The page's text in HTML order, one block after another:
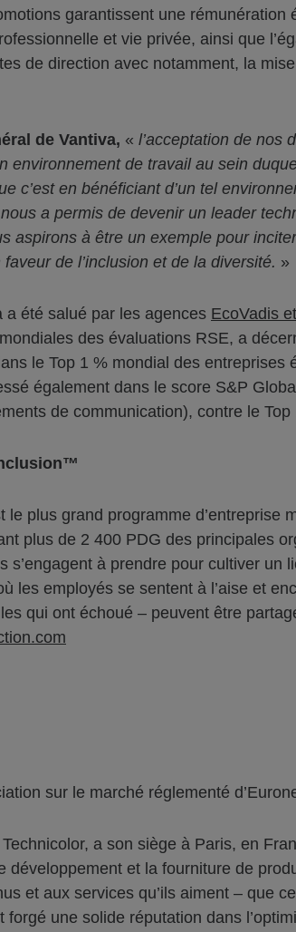
garantissent une rémunération
et vie privée, ainsi que
de direction avec notamment, la
de Vantiva, « l’acceptation de nos
environnement de travail au sein
c’est en bénéficiant d’un tel
a permis de devenir un leader
aspirons à être un exemple pour
de l’inclusion et de la diversité. »
a été salué par les agences EcoVadis
des évaluations RSE, a
le Top 1 % mondial des entreprises
également dans le score S&P
de communication), contre le Top
plus grand programme d’entreprise
plus de 2 400 PDG des principales
s’engagent à prendre pour cultiver
les employés se sentent à l’aise et
qui ont échoué – peuvent être
sur le marché réglementé
a son siège à Paris, en
et la fourniture de
et aux services qu’ils aiment – que
forgé une solide réputation dans